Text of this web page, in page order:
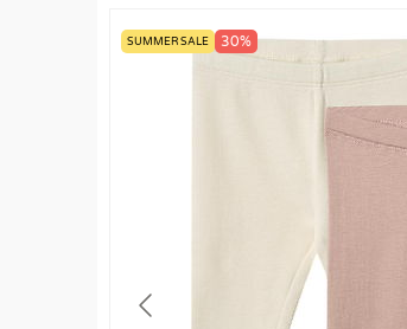
SUMMER SALE 30%